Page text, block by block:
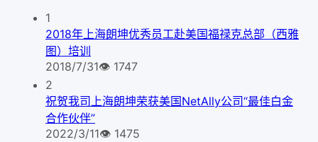
1
2018年上海朗坤优秀员工赴美国福禄克总部（西雅
图）培训
2018/7/31👁 1747
2
祝贺我司上海朗坤荣获美国NetAlly公司“最佳白金
合作伙伴”
2022/3/11👁 1475